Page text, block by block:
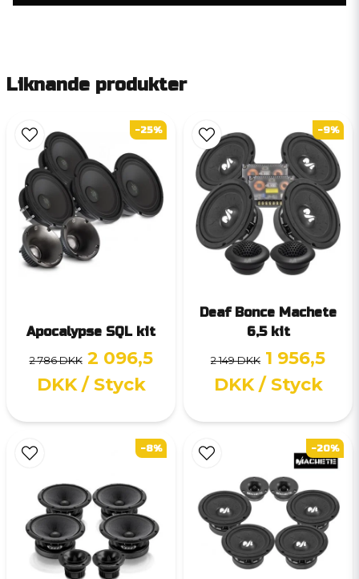
Liknande produkter
Apocalypse SQL kit
2 786 DKK 2 096,5
DKK / Styck
-25%
Deaf Bonce Machete
6,5 kit
2 149 DKK 1 956,5
DKK / Styck
-9%
-8% -20%